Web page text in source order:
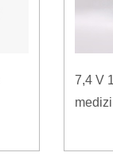
7,4 V